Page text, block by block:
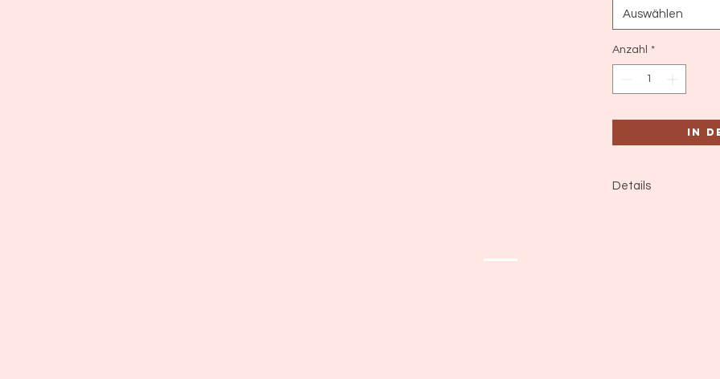
Auswählen
Anzahl *
In
Details